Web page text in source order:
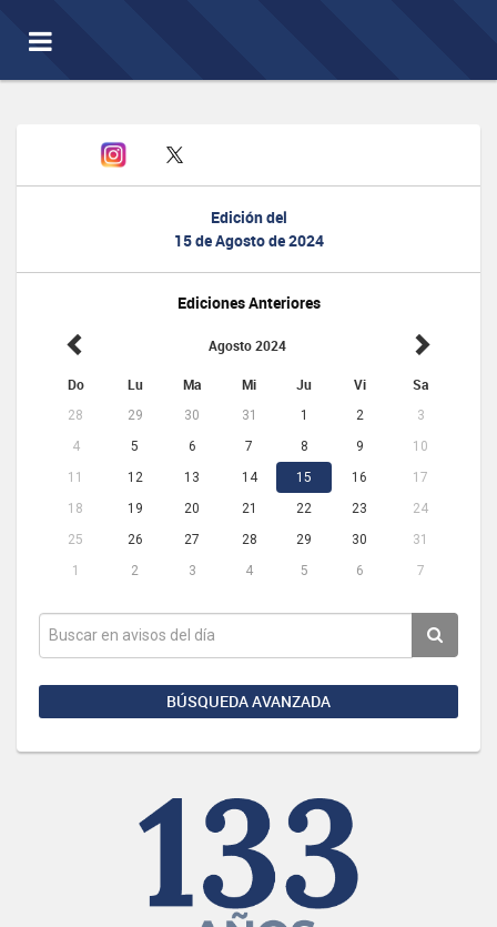
Toggle
navigation
Edición del
15 de Agosto de 2024
Ediciones Anteriores
Agosto 2024
Do Lu Ma Mi Ju Vi Sa
28 29 30 31 1 2
3
4
5 6 7 8 9
10
11
12 13 14 15 16
17
18
19 20 21 22 23
24
25
26 27 28 29 30
31
1
2 3 4 5 6 7
BÚSQUEDA AVANZADA